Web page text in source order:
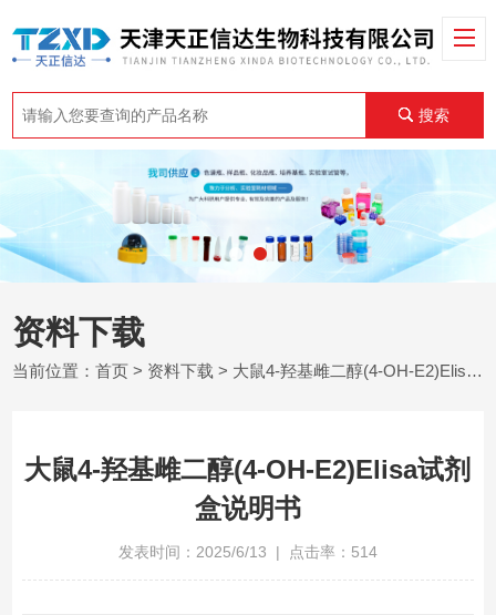
搜索
资料下载
当前位置：首页 > 资料下载 > 大鼠4-羟基雌二醇(4-OH-E2)Elisa试剂盒说明书
大鼠4-羟基雌二醇(4-OH-E2)Elisa试剂
盒说明书
发表时间：2025/6/13 | 点击率：514